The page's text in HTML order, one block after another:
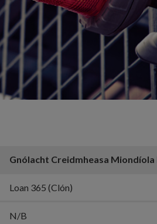
Gnólacht Creidmheasa
Loan 365 (Clón)
N/B